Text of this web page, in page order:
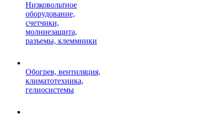
Низковольтное
оборудование,
счетчики,
молниезащита,
разъемы, клеммники
Обогрев, вентиляция,
климатотехника,
гелиосистемы